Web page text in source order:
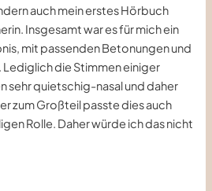
auch mein erstes Hörbuch
Insgesamt war es für mich ein
mit passenden Betonungen und
die Stimmen einiger
sehr quietschig-nasal und daher
zum Großteil passte dies auch
Rolle. Daher würde ich das nicht